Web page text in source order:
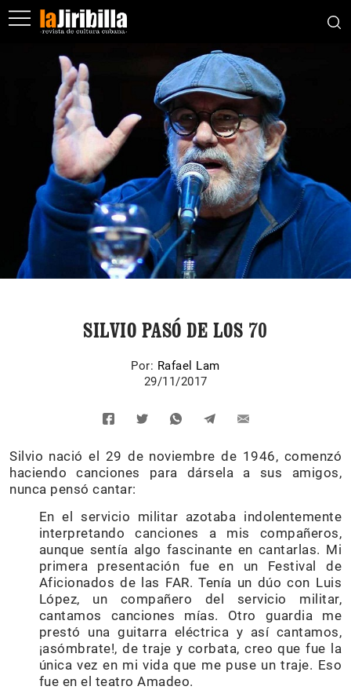
SILVIO PASÓ DE LOS 70
Por: Rafael Lam
29/11/2017
Silvio nació el 29 de noviembre de 1946, comenzó
haciendo canciones para dársela a sus amigos,
nunca pensó cantar:
En el servicio militar azotaba indolentemente
interpretando canciones a mis compañeros,
aunque sentía algo fascinante en cantarlas. Mi
primera presentación fue en un Festival de
Aficionados de las FAR. Tenía un dúo con Luis
López, un compañero del servicio militar,
cantamos canciones mías. Otro guardia me
prestó una guitarra eléctrica y así cantamos,
¡asómbrate!, de traje y corbata, creo que fue la
única vez en mi vida que me puse un traje. Eso
fue en el teatro Amadeo.